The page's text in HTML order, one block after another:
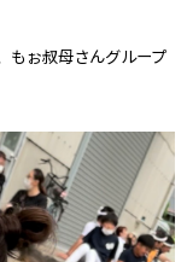
もぉ叔母さんグループ